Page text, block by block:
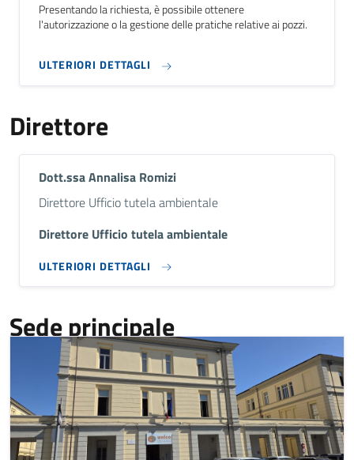
Presentando la richiesta, è possibile ottenere
l'autorizzazione o la gestione delle pratiche relative ai pozzi.
ULTERIORI DETTAGLI
Direttore
Dott.ssa Annalisa Romizi
Descrizione breve
Direttore Ufficio tutela ambientale
Direttore Ufficio tutela ambientale
ULTERIORI DETTAGLI
Sede principale